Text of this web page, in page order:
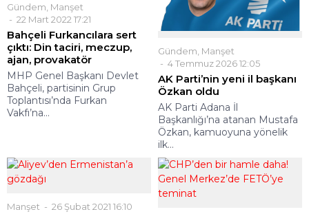
Gündem Manşet
22 Mart 2022 17:21
Bahçeli Furkancılara sert
çıktı: Din taciri, meczup,
ajan, provakatör
MHP Genel Başkanı Devlet
Bahçeli, partisinin Grup
Toplantısı’nda Furkan
Vakfı’na...
Gündem Manşet
4 Temmuz 2026 12:05
AK Parti’nin yeni il başkanı
Özkan oldu
AK Parti Adana İl
Başkanlığı’na atanan Mustafa
Özkan, kamuoyuna yönelik
ilk...
Manşet 26 Şubat 2021 16:10